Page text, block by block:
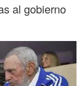
al gobierno